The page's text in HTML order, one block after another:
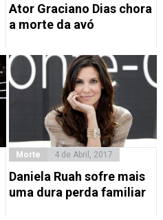
Ator Graciano Dias chora
a morte da avó
Morte 4 de Abril, 2017
Daniela Ruah sofre mais
uma dura perda familiar